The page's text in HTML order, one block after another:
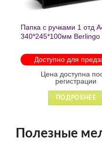
Папка с ручками 1 отд
340*245*100мм Berlingo
Доступно для
Цена доступна
регистрации
ПОДРОБНЕЕ
Полезные